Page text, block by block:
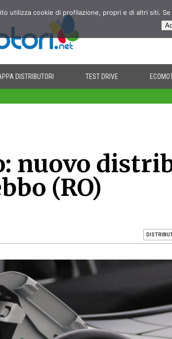
DISTRIBUTORI TEST DRIVE
nuovo
(RO)
utilizza cookie di profilazione, propri e di altri siti.